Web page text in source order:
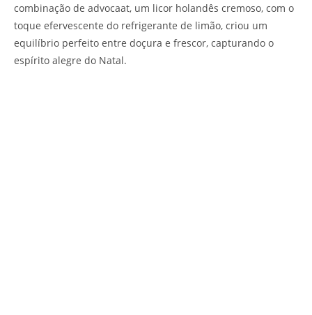
combinação de advocaat, um licor holandês cremoso, com o
toque efervescente do refrigerante de limão, criou um
equilíbrio perfeito entre doçura e frescor, capturando o
espírito alegre do Natal.